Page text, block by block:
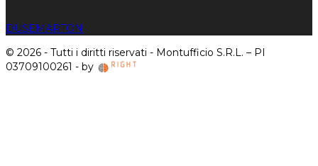
DUSEMARTON
© 2026 - Tutti i diritti riservati - Montufficio S.R.L. – PI
03709100261 - by